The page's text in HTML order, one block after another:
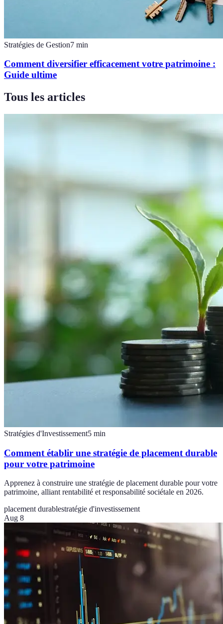
Stratégies de Gestion7 min
Comment diversifier efficacement votre patrimoine :
Guide ultime
Tous les articles
Stratégies d'Investissement5 min
Comment établir une stratégie de placement durable
pour votre patrimoine
Apprenez à construire une stratégie de placement durable pour votre
patrimoine, alliant rentabilité et responsabilité sociétale en 2026.
placement durablestratégie d'investissement
Aug 8